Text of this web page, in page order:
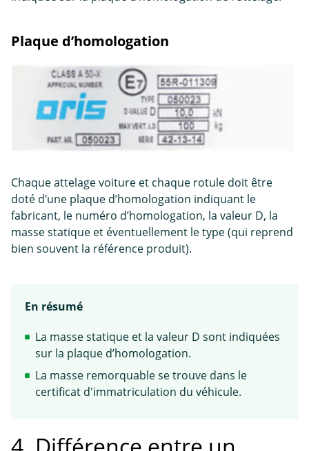
Plaque d’homologation
Chaque attelage voiture et chaque rotule doit être
doté d’une plaque d’homologation indiquant le
fabricant, le numéro d’homologation, la valeur D, la
masse statique et éventuellement le type (qui reprend
bien souvent la référence produit).
En résumé
La masse statique et la valeur D sont indiquées
sur la plaque d’homologation.
La masse remorquable se trouve dans le
certificat d'immatriculation du véhicule.